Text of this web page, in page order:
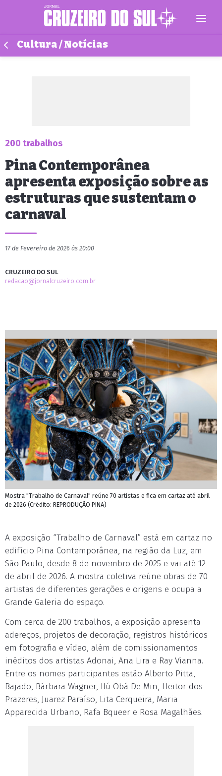
Cultura / Notícias
200 trabalhos
Pina Contemporânea
apresenta exposição sobre as
estruturas que sustentam o
carnaval
17 de Fevereiro de 2026 às 20:00
CRUZEIRO DO SUL
redacao@jornalcruzeiro.com.br
Mostra "Trabalho de Carnaval" reúne 70 artistas e fica em cartaz até abril
de 2026 (Crédito: REPRODUÇÃO PINA)
A exposição “Trabalho de Carnaval” está em cartaz no
edifício Pina Contemporânea, na região da Luz, em
São Paulo, desde 8 de novembro de 2025 e vai até 12
de abril de 2026. A mostra coletiva reúne obras de 70
artistas de diferentes gerações e origens e ocupa a
Grande Galeria do espaço.
Com cerca de 200 trabalhos, a exposição apresenta
adereços, projetos de decoração, registros históricos
em fotografia e vídeo, além de comissionamentos
inéditos dos artistas Adonai, Ana Lira e Ray Vianna.
Entre os nomes participantes estão Alberto Pitta,
Bajado, Bárbara Wagner, Ilú Obá De Min, Heitor dos
Prazeres, Juarez Paraíso, Lita Cerqueira, Maria
Apparecida Urbano, Rafa Bqueer e Rosa Magalhães.